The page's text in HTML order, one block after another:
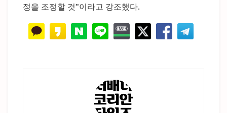
정을 조정할 것”이라고 강조했다.